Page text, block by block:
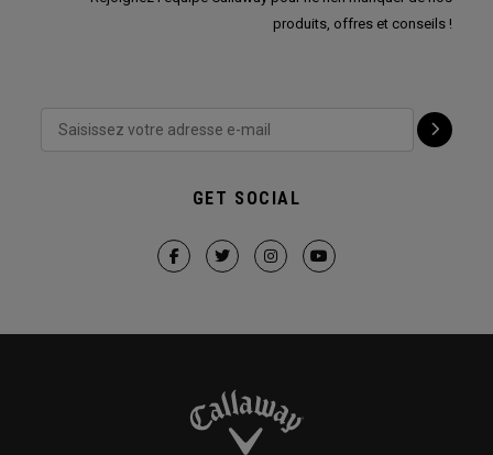
produits, offres et conseils !
GET SOCIAL